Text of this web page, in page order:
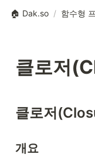
🏠 Dak.so / 함수형
클로저
클로저
개요